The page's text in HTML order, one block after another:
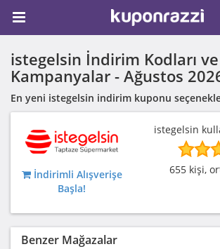
istegelsin İndirim Kodları ve
Kampanyalar - Ağustos
En yeni istegelsin indirim kuponu
İndirimli Alışverişe
Başla!
istegelsin
655 kişi,
Benzer Mağazalar